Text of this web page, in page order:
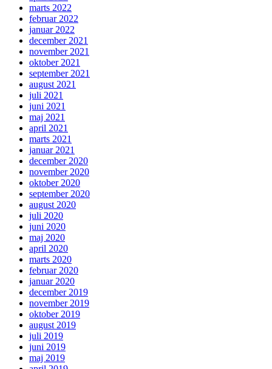
marts 2022
februar 2022
januar 2022
december 2021
november 2021
oktober 2021
september 2021
august 2021
juli 2021
juni 2021
maj 2021
april 2021
marts 2021
januar 2021
december 2020
november 2020
oktober 2020
september 2020
august 2020
juli 2020
juni 2020
maj 2020
april 2020
marts 2020
februar 2020
januar 2020
december 2019
november 2019
oktober 2019
august 2019
juli 2019
juni 2019
maj 2019